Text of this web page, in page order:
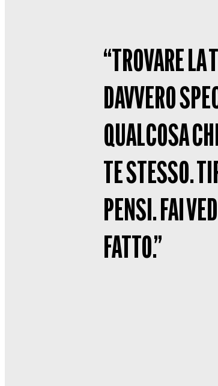
“TROVARE LA
DAVVERO
QUALCOSA
TE STESSO.
PENSI. FAI
FATTO.”